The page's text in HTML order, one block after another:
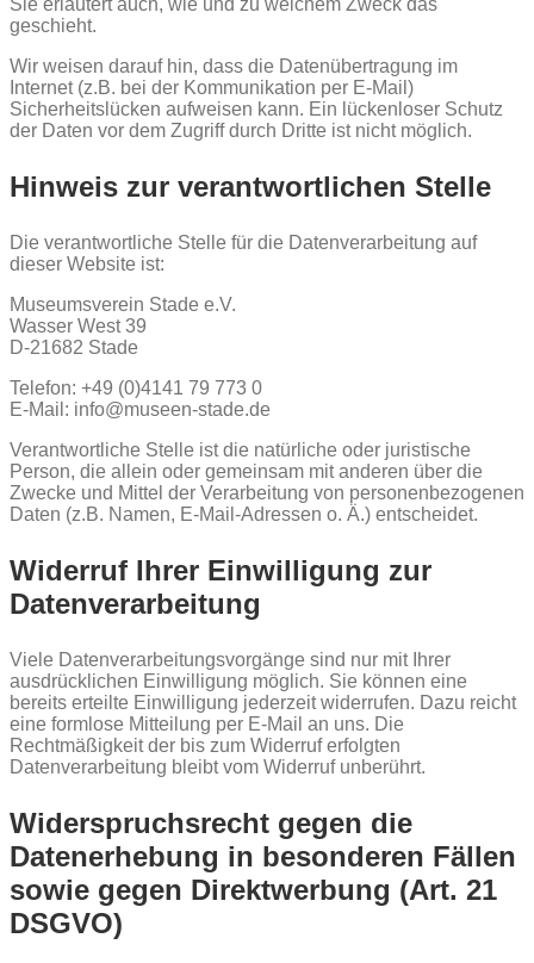
geschieht.
Wir weisen darauf hin, dass die Datenübertragung im
Internet (z.B. bei der Kommunikation per E-Mail)
Sicherheitslücken aufweisen kann. Ein lückenloser Schutz
der Daten vor dem Zugriff durch Dritte ist nicht möglich.
Hinweis zur verantwortlichen Stelle
Die verantwortliche Stelle für die Datenverarbeitung auf
dieser Website ist:
Museumsverein Stade e.V.
Wasser West 39
D-21682 Stade
Telefon: +49 (0)4141 79 773 0
E-Mail: info@museen-stade.de
Verantwortliche Stelle ist die natürliche oder juristische
Person, die allein oder gemeinsam mit anderen über die
Zwecke und Mittel der Verarbeitung von personenbezogenen
Daten (z.B. Namen, E-Mail-Adressen o. Ä.) entscheidet.
Widerruf Ihrer Einwilligung zur
Datenverarbeitung
Viele Datenverarbeitungsvorgänge sind nur mit Ihrer
ausdrücklichen Einwilligung möglich. Sie können eine
bereits erteilte Einwilligung jederzeit widerrufen. Dazu reicht
eine formlose Mitteilung per E-Mail an uns. Die
Rechtmäßigkeit der bis zum Widerruf erfolgten
Datenverarbeitung bleibt vom Widerruf unberührt.
Widerspruchsrecht gegen die
Datenerhebung in besonderen Fällen
sowie gegen Direktwerbung (Art. 21
DSGVO)